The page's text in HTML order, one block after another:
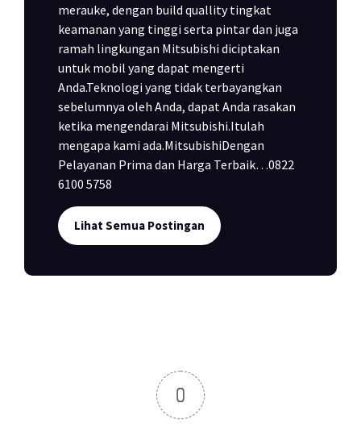
merauke, dengan build quallity tingkat
keamanan yang tinggi serta pintar dan juga
ramah lingkungan Mitsubishi diciptakan
untuk mobil yang dapat mengerti
Anda.Teknologi yang tidak terbayangkan
sebelumnya oleh Anda, dapat Anda rasakan
ketika mengendarai Mitsubishi.Itulah
mengapa kami ada.MitsubishiDengan
Pelayanan Prima dan Harga Terbaik…0822
6100 5758
Lihat Semua Postingan
0